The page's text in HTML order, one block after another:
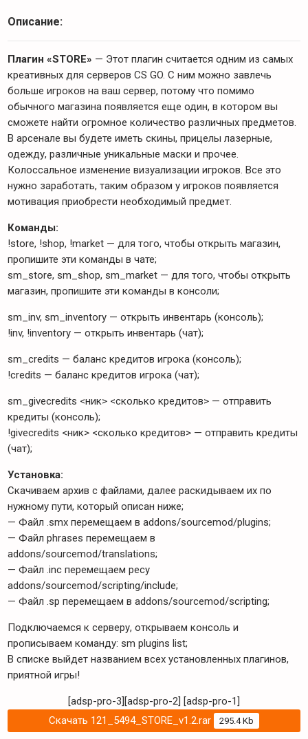
Описание:
Плагин «STORE» — Этот плагин считается одним из самых
креативных для серверов CS GO. С ним можно завлечь
больше игроков на ваш сервер, потому что помимо
обычного магазина появляется еще один, в котором вы
сможете найти огромное количество различных предметов.
В арсенале вы будете иметь скины, прицелы лазерные,
одежду, различные уникальные маски и прочее.
Колоссальное изменение визуализации игроков. Все это
нужно заработать, таким образом у игроков появляется
мотивация приобрести необходимый предмет.
Команды:
!store, !shop, !market — для того, чтобы открыть магазин,
пропишите эти команды в чате;
sm_store, sm_shop, sm_market — для того, чтобы открыть
магазин, пропишите эти команды в консоли;
sm_inv, sm_inventory — открыть инвентарь (консоль);
!inv, !inventory — открыть инвентарь (чат);
sm_credits — баланс кредитов игрока (консоль);
!credits — баланс кредитов игрока (чат);
sm_givecredits <ник> <сколько кредитов> — отправить
кредиты (консоль);
!givecredits <ник> <сколько кредитов> — отправить кредиты
(чат);
Установка:
Скачиваем архив с файлами, далее раскидываем их по
нужному пути, который описан ниже;
— Файл .smx перемещаем в addons/sourcemod/plugins;
— Файл phrases перемещаем в
addons/sourcemod/translations;
— Файл .inc перемещаем ресу
addons/sourcemod/scripting/include;
— Файл .sp перемещаем в addons/sourcemod/scripting;
Подключаемся к серверу, открываем консоль и
прописываем команду: sm plugins list;
В списке выйдет названием всех установленных плагинов,
приятной игры!
[adsp-pro-3][adsp-pro-2] [adsp-pro-1]
Скачать 121_5494_STORE_v1.2.rar
295.4 Kb